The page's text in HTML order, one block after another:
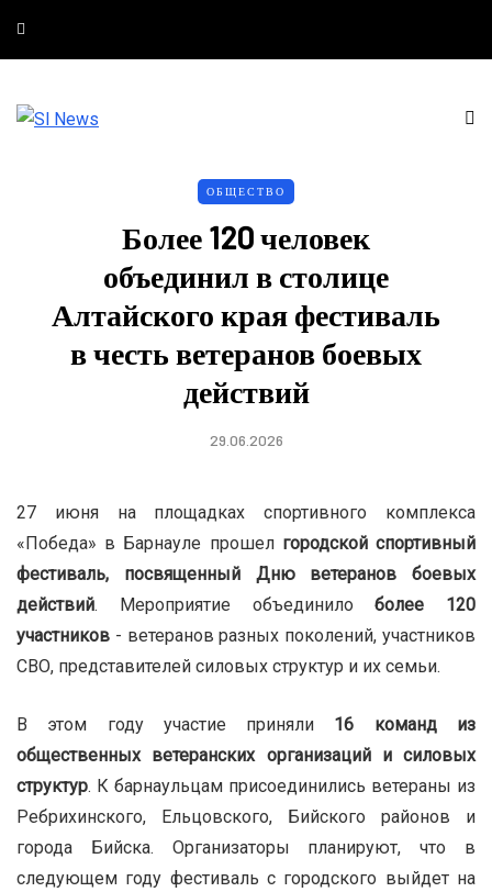
ОБЩЕСТВО
Более 120 человек
объединил в столице
Алтайского края фестиваль
в честь ветеранов боевых
действий
29.06.2026
27 июня на площадках спортивного комплекса
«Победа» в Барнауле прошелгородской спортивный
фестиваль, посвященный Дню ветеранов боевых
действий. Мероприятие объединилоболее 120
участников - ветеранов разных поколений, участников
СВО, представителей силовых структур и их семьи.
В этом году участие приняли 16 команд из
общественных ветеранских организаций и силовых
структур. К барнаульцам присоединились ветераны из
Ребрихинского, Ельцовского, Бийского районов и
города Бийска. Организаторы планируют, что в
следующем году фестиваль с городского выйдет на